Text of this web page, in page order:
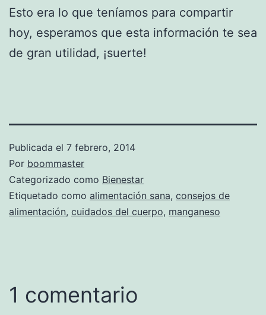
Esto era lo que teníamos para compartir
hoy, esperamos que esta información te sea
de gran utilidad, ¡suerte!
Publicada el 7 febrero, 2014
Por boommaster
Categorizado como Bienestar
Etiquetado como alimentación sana, consejos de
alimentación, cuidados del cuerpo, manganeso
1 comentario